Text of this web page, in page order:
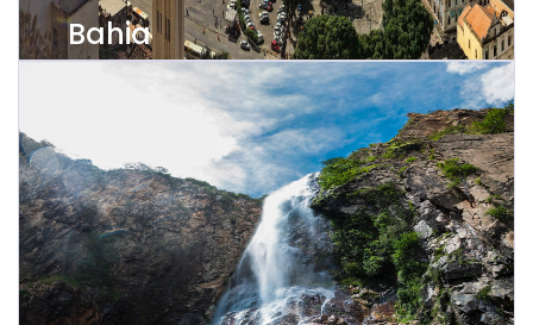
Bahia
Ver propriedades